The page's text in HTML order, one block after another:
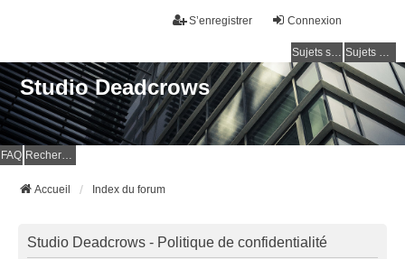
Connexion
S’enregistrer
Sujets sans réponse Sujets actifs
Studio Deadcrows
FAQ Rechercher
Accueil Index du forum
Studio Deadcrows - Politique de confidentialité